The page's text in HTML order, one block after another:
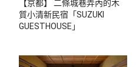
【京都】 二條城巷弄內的木
質小清新民宿「SUZUKI
GUESTHOUSE」